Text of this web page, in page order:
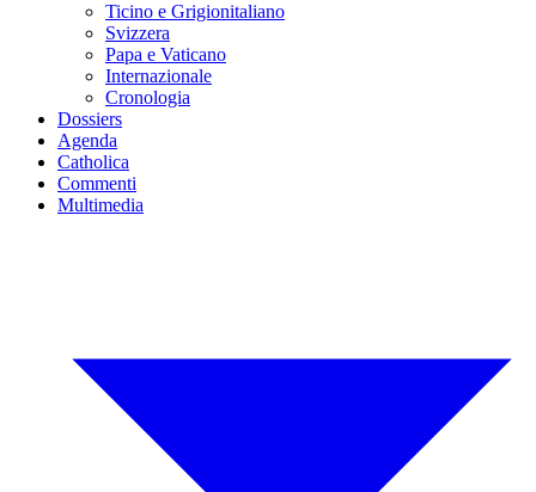
Ticino e Grigionitaliano
Svizzera
Papa e Vaticano
Internazionale
Cronologia
Dossiers
Agenda
Catholica
Commenti
Multimedia